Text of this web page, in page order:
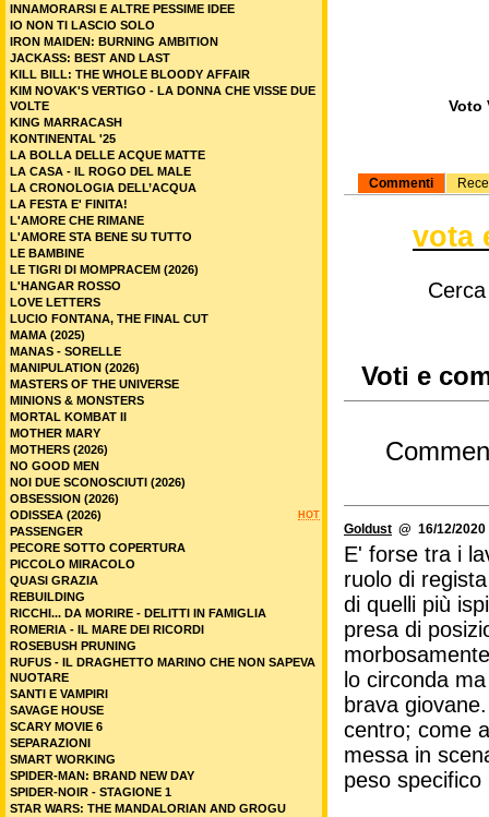
Voto
Commenti
vota
Voti e
Goldust @ 16/12/
E' forse tra i
ruolo di
di quelli più
presa di
lo circonda
brava
centro; come
messa in
peso
INNAMORARSI E ALTRE PESSIME IDEE
IO NON TI LASCIO SOLO
IRON MAIDEN: BURNING AMBITION
JACKASS: BEST AND LAST
KILL BILL: THE WHOLE BLOODY AFFAIR
KIM NOVAK'S VERTIGO - LA DONNA CHE VISSE DUE
VOLTE
KING MARRACASH
KONTINENTAL '25
LA BOLLA DELLE ACQUE MATTE
LA CASA - IL ROGO DEL MALE
LA CRONOLOGIA DELL’ACQUA
LA FESTA E' FINITA!
L'AMORE CHE RIMANE
L'AMORE STA BENE SU TUTTO
LE BAMBINE
LE TIGRI DI MOMPRACEM (2026)
L'HANGAR ROSSO
LOVE LETTERS
LUCIO FONTANA, THE FINAL CUT
MAMA (2025)
MANAS - SORELLE
MANIPULATION (2026)
MASTERS OF THE UNIVERSE
MINIONS & MONSTERS
MORTAL KOMBAT II
MOTHER MARY
MOTHERS (2026)
NO GOOD MEN
NOI DUE SCONOSCIUTI (2026)
OBSESSION (2026)
HOT
ODISSEA (2026)
PASSENGER
PECORE SOTTO COPERTURA
PICCOLO MIRACOLO
QUASI GRAZIA
REBUILDING
RICCHI... DA MORIRE - DELITTI IN FAMIGLIA
ROMERIA - IL MARE DEI RICORDI
ROSEBUSH PRUNING
RUFUS - IL DRAGHETTO MARINO CHE NON SAPEVA
NUOTARE
SANTI E VAMPIRI
SAVAGE HOUSE
SCARY MOVIE 6
SEPARAZIONI
SMART WORKING
SPIDER-MAN: BRAND NEW DAY
SPIDER-NOIR - STAGIONE 1
STAR WARS: THE MANDALORIAN AND GROGU